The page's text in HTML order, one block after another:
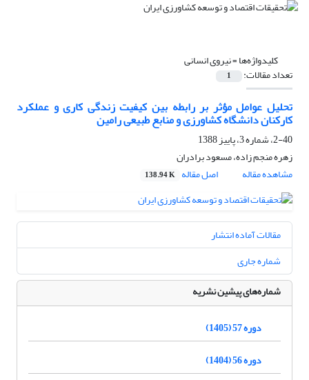
کلیدواژه‌ها =نیروی انسانی
تعداد مقالات: 1
تحلیل عوامل مؤثر بر رابطه بین کیفیت زندگی کاری و عملکرد
کارکنان دانشگاه کشاورزی و منابع طبیعی رامین
2-40، شماره 3، پاییز 1388
زهره منجم زاده، مسعود برادران
مشاهده مقاله
اصل مقاله 138.94 K
مقالات آماده انتشار
شماره جاری
شماره‌های پیشین نشریه
دوره 57 (1405)
دوره 56 (1404)